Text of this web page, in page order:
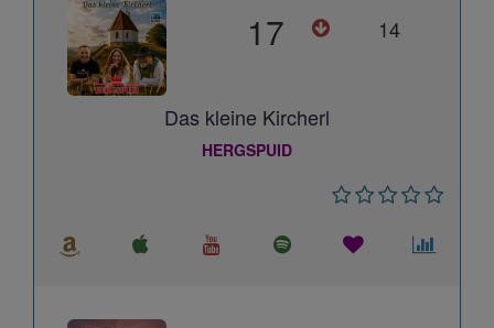
17 14
Das kleine Kircherl
HERGSPUID